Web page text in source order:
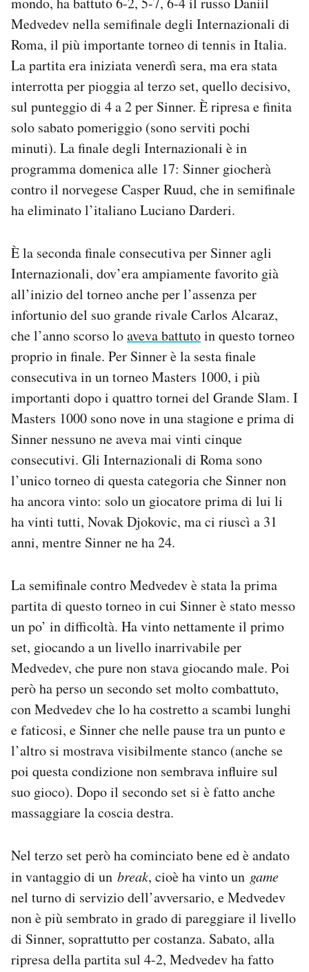
Area Personale
Newsletter
Notifiche mobile
Regala il Post
Hai bisogno di aiuto?
Esci
Medvedev nella semifinale degli Internazionali di
Roma, il più importante torneo di tennis in Italia.
La partita era iniziata venerdì sera, ma era stata
interrotta per pioggia al terzo set, quello decisivo,
sul punteggio di 4 a 2 per Sinner. È ripresa e finita
solo sabato pomeriggio (sono serviti pochi
minuti). La finale degli Internazionali è in
programma domenica alle 17: Sinner giocherà
contro il norvegese Casper Ruud, che in semifinale
ha eliminato l’italiano Luciano Darderi.
È la seconda finale consecutiva per Sinner agli
Internazionali, dov’era ampiamente favorito già
all’inizio del torneo anche per l’assenza per
infortunio del suo grande rivale Carlos Alcaraz,
che l’anno scorso loaveva battutoin questo torneo
proprio in finale. Per Sinner è la sesta finale
consecutiva in un torneo Masters 1000, i più
importanti dopo i quattro tornei del Grande Slam. I
Masters 1000 sono nove in una stagione e prima di
Sinner nessuno ne aveva mai vinti cinque
consecutivi. Gli Internazionali di Roma sono
l’unico torneo di questa categoria che Sinner non
ha ancora vinto: solo un giocatore prima di lui li
ha vinti tutti, Novak Djokovic, ma ci riuscì a 31
anni, mentre Sinner ne ha 24.
La semifinale contro Medvedev è stata la prima
partita di questo torneo in cui Sinner è stato messo
un po’ in difficoltà. Ha vinto nettamente il primo
set, giocando a un livello inarrivabile per
Medvedev, che pure non stava giocando male. Poi
però ha perso un secondo set molto combattuto,
con Medvedev che lo ha costretto a scambi lunghi
e faticosi, e Sinner che nelle pause tra un punto e
l’altro si mostrava visibilmente stanco (anche se
poi questa condizione non sembrava influire sul
suo gioco). Dopo il secondo set si è fatto anche
massaggiare la coscia destra.
Nel terzo set però ha cominciato bene ed è andato
in vantaggio di un break, cioè ha vinto un game
nel turno di servizio dell’avversario, e Medvedev
non è più sembrato in grado di pareggiare il livello
di Sinner, soprattutto per costanza. Sabato, alla
ripresa della partita sul 4-2, Medvedev ha fatto